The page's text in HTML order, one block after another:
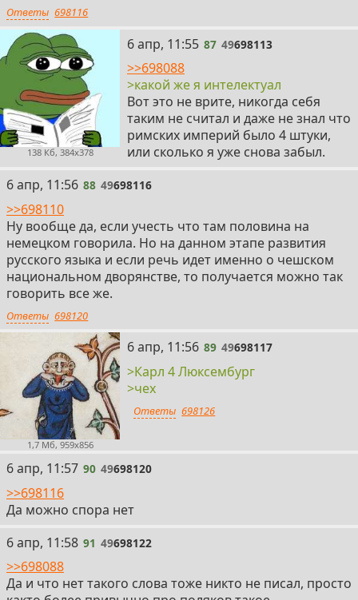
Ответы 698116
138 Кб, 384x378
87
6 апр, 11:55 87 49698113
>>698088
>какой же я интелектуал
Вот это не врите, никогда себя
таким не считал и даже не знал что
римских империй было 4 штуки,
или сколько я уже снова забыл.
88
6 апр, 11:56 88 49698116
>>698110
Ну вообще да, если учесть что там половина на
немецком говорила. Но на данном этапе развития
русского языка и если речь идет именно о чешском
национальном дворянстве, то получается можно так
говорить все же.
Ответы 698120
1,7 Мб, 959x856
89
6 апр, 11:56 89 49698117
>Карл 4 Люксембург
>чех
Ответы 698126
90
6 апр, 11:57 90 49698120
>>698116
Да можно спора нет
91
6 апр, 11:58 91 49698122
>>698088
Да и что нет такого слова тоже никто не писал, просто